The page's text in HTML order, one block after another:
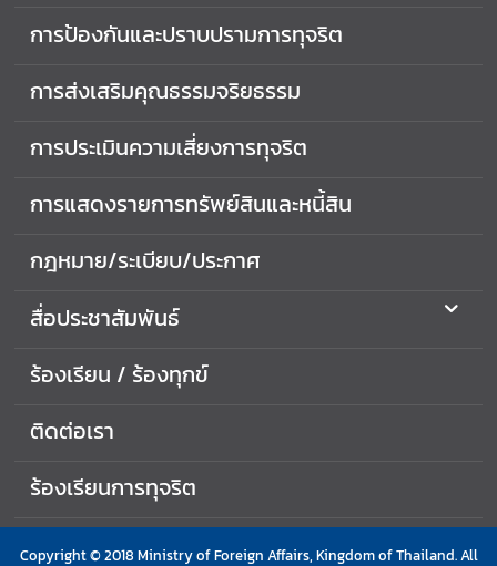
ง
ส
ม
ณ
ร
ร
จ
ย
ร
ม
ก
การป้องกันและปราบปรามการทุจริต
การส่งเสริมคุณธรรมจริยธรรม
การประเมินความเสี่ยงการทุจริต
การแสดงรายการทรัพย์สินและหนี้สิน
กฎหมาย/ระเบียบ/ประกาศ
สื่อประชาสัมพันธ์
ร้องเรียน / ร้องทุกข์
ติดต่อเรา
ร้องเรียนการทุจริต
Copyright © 2018 Ministry of Foreign Affairs, Kingdom of Thailand. All